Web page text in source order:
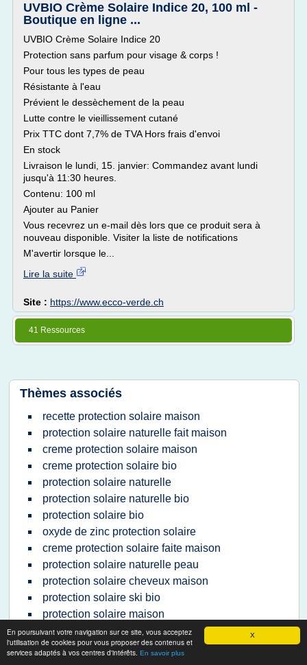
X
En poursuivant votre navigation sur ce site, vous acceptez
l'utilisation de cookies pour vous proposer des contenus et
services adaptés à vos centres d'intérêts. En savoir plus
UVBIO Crème Solaire Indice 20, 100 ml -
Boutique en ligne ...
UVBIO Crème Solaire Indice 20
Protection sans parfum pour visage & corps !
Pour tous les types de peau
Résistante à l'eau
Prévient le dessèchement de la peau
Lutte contre le vieillissement cutané
Prix TTC dont 7,7% de TVA Hors frais d'envoi
En stock
Livraison le lundi, 15. janvier: Commandez avant lundi
jusqu'à 11:30 heures.
Contenu: 100 ml
Ajouter au Panier
Vous recevrez un e-mail dès lors que ce produit sera à
nouveau disponible. Visiter la liste de notifications
M'avertir lorsque le...
Lire la suite
Site : https://www.ecco-verde.ch
41 Ressources
Thèmes associés
recette protection solaire maison
protection solaire naturelle fait maison
creme protection solaire maison
creme protection solaire bio
protection solaire naturelle
protection solaire naturelle bio
protection solaire bio
oxyde de zinc protection solaire
creme protection solaire faite maison
protection solaire naturelle peau
protection solaire cheveux maison
protection solaire ski bio
protection solaire maison
protection solaire bio visage
creme visage bio protection solaire